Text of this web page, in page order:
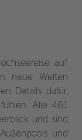
auf
neue Welten
Details dafür,
Alle 461
und sind
und